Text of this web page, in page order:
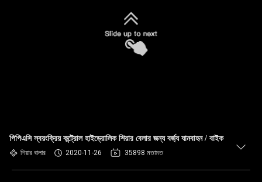
পিপিএসি স্বয়ংক্রিয় কন্ট্রোল হাইড্রোলিক শিয়ার বেলার জন্য বর্জ্য যানবাহন / বাইক
শিয়ার বালার 2020-11-26 35898 মতামত